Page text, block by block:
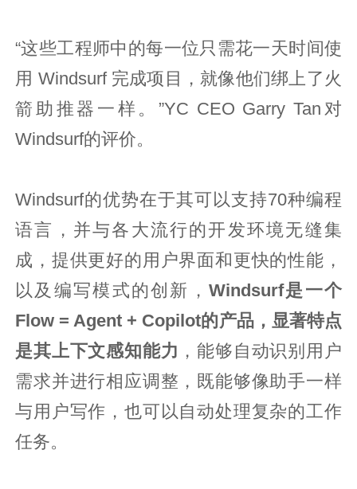
“这些工程师中的每一位只需花一天时间使
用 Windsurf 完成项目，就像他们绑上了火
箭助推器一样。”YC CEO Garry Tan对
Windsurf的评价。
Windsurf的优势在于其可以支持70种编程
语言，并与各大流行的开发环境无缝集
成，提供更好的用户界面和更快的性能，
以及编写模式的创新，Windsurf是一个
Flow = Agent + Copilot的产品，显著特点
是其上下文感知能力 ，能够自动识别用户
需求并进行相应调整，既能够像助手一样
与用户写作，也可以自动处理复杂的工作
任务。